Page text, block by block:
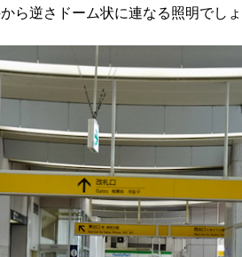
ら逆さドーム状に連なる照明でしょ